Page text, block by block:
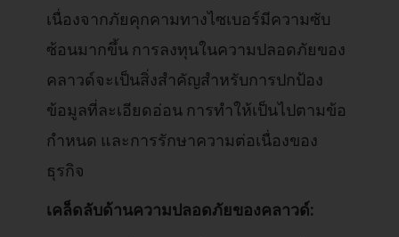
เนื่องจากภัยคุกคามทางไซเบอร์มีความซับ
ซ้อนมากขึ้น การลงทุนในความปลอดภัยของ
คลาวด์จะเป็นสิ่งสำคัญสำหรับการปกป้อง
ข้อมูลที่ละเอียดอ่อน การทำให้เป็นไปตามข้อ
กำหนด และการรักษาความต่อเนื่องของ
ธุรกิจ
เคล็ดลับด้านความปลอดภัยของคลาวด์: